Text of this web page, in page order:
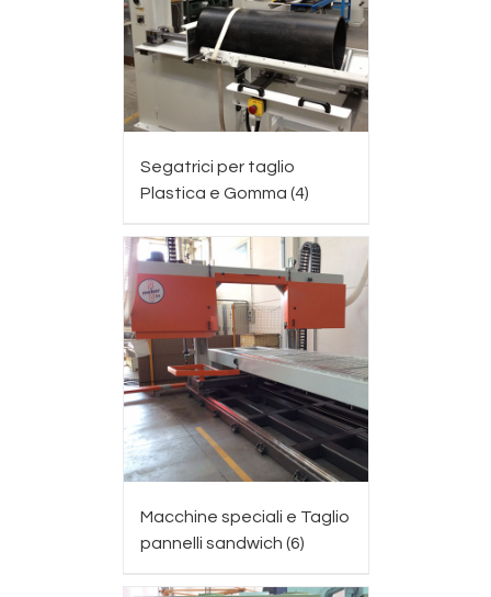
Segatrici per taglio
Plastica e Gomma (4)
Macchine speciali e Taglio
pannelli sandwich (6)